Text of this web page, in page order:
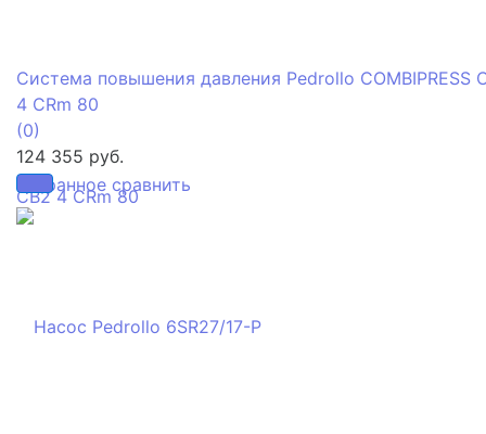
избранное сравнить
Система повышения давления Pedrollo COMBIPRESS
4 CRm 80
(0)
124 355 руб.